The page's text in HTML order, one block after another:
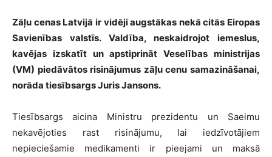
Zāļu cenas Latvijā ir vidēji augstākas nekā citās Eiropas
Savienības valstīs. Valdība, neskaidrojot iemeslus,
kavējas izskatīt un apstiprināt Veselības ministrijas
(VM) piedāvātos risinājumus zāļu cenu samazināšanai,
norāda tiesībsargs Juris Jansons.
Tiesībsargs aicina Ministru prezidentu un Saeimu
nekavējoties rast risinājumu, lai iedzīvotājiem
nepieciešamie medikamenti ir pieejami un maksā